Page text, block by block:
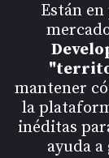
Están
mantener
la
inéditas
ayuda